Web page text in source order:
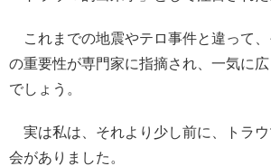
これまでの地震やテロ事件と違って
の重要性が専門家に指摘され、一気に
でしょう。
実は私は、それより少し前に、トラ
会がありました。